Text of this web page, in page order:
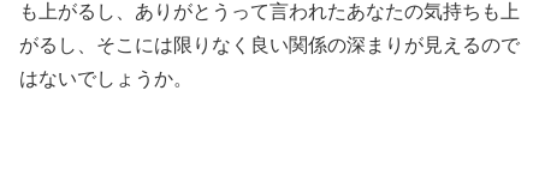
も上がるし、ありがとうって言われたあなたの気持ちも上
がるし、そこには限りなく良い関係の深まりが見えるので
はないでしょうか。